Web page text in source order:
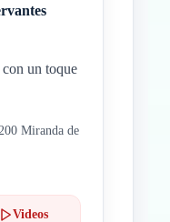
con un toque
Miranda de
Videos